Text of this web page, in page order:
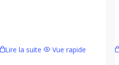
Lire la suite Vue rapide